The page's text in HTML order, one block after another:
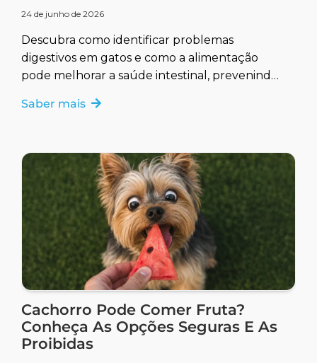
24 de junho de 2026
Descubra como identificar problemas
digestivos em gatos e como a alimentação
pode melhorar a saúde intestinal, prevenindo
Saber mais
Cachorro Pode Comer Fruta?
Conheça As Opções Seguras E As
Proibidas